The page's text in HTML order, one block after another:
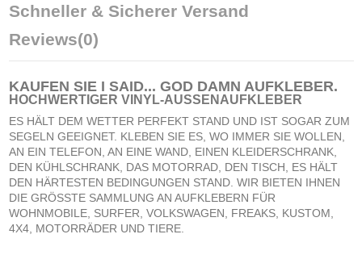
Schneller & Sicherer Versand
Reviews(0)
KAUFEN SIE I SAID... GOD DAMN AUFKLEBER.
HOCHWERTIGER VINYL-AUSSENAUFKLEBER
ES HÄLT DEM WETTER PERFEKT STAND UND IST SOGAR ZUM
SEGELN GEEIGNET. KLEBEN SIE ES, WO IMMER SIE WOLLEN,
AN EIN TELEFON, AN EINE WAND, EINEN KLEIDERSCHRANK,
DEN KÜHLSCHRANK, DAS MOTORRAD, DEN TISCH, ES HÄLT
DEN HÄRTESTEN BEDINGUNGEN STAND. WIR BIETEN IHNEN
DIE GRÖSSTE SAMMLUNG AN AUFKLEBERN FÜR
WOHNMOBILE, SURFER, VOLKSWAGEN, FREAKS, KUSTOM,
4X4, MOTORRÄDER UND TIERE.